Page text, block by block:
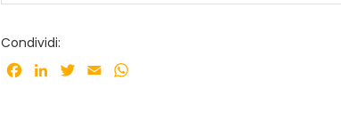
Condividi:
Facebook
LinkedInTwitter
Email